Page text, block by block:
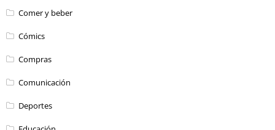
Comer y beber
Cómics
Compras
Comunicación
Deportes